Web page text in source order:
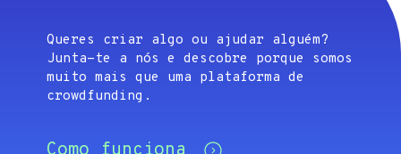
Queres criar algo ou ajudar alguém?
Junta-te a nós e descobre porque somos
muito mais que uma plataforma de
crowdfunding.